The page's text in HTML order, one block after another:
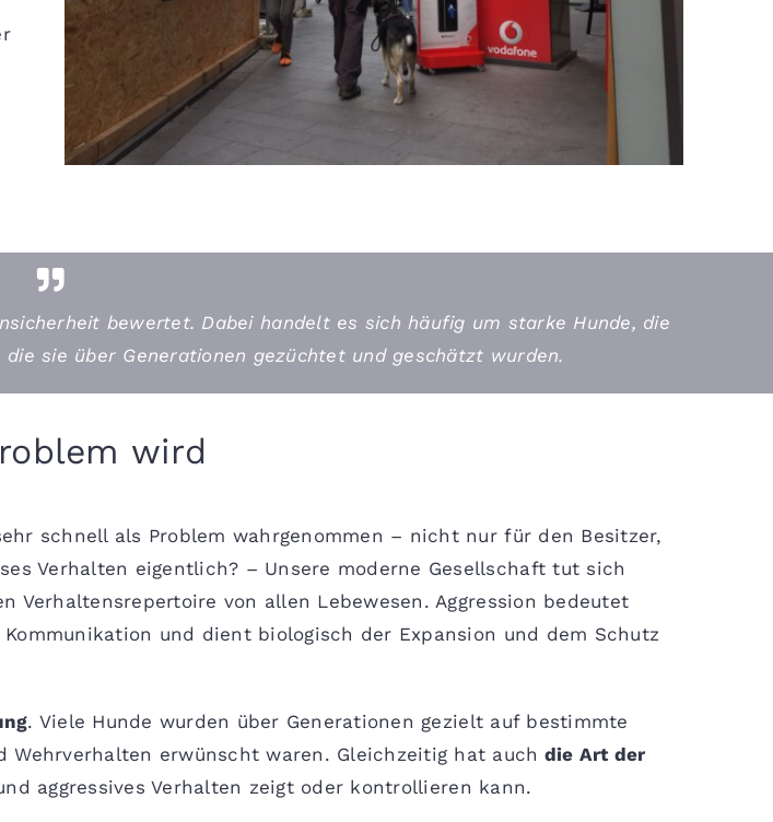
bewertet. Dabei handelt es sich häufig um starke Hunde, die
sie über Generationen gezüchtet und geschätzt wurden.
wird
schnell als Problem wahrgenommen – nicht nur für den Besitzer,
Verhalten eigentlich? – Unsere moderne Gesellschaft tut sich
Verhaltensrepertoire von allen Lebewesen. Aggression bedeutet
und dient biologisch der Expansion und dem Schutz
. Viele Hunde wurden über Generationen gezielt auf bestimmte
Wehrverhalten erwünscht waren. Gleichzeitig hat auch die Art der
aggressives Verhalten zeigt oder kontrollieren kann.